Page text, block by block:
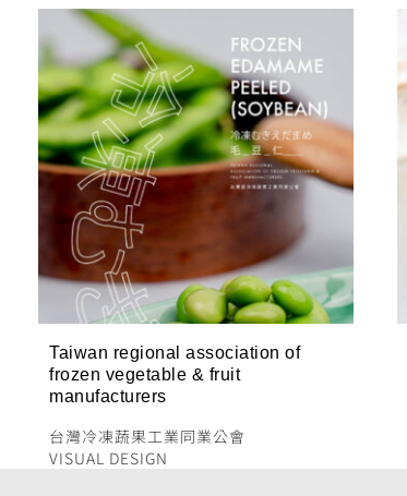
Taiwan regional association of
frozen vegetable & fruit
manufacturers
台灣冷凍蔬果工業同業公會
VISUAL DESIGN